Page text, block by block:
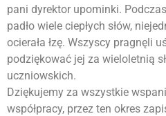
pani dyrektor upominki.
padło wiele ciepłych słów,
ocierała łzę. Wszyscy pragnęli
podziękować jej za wieloletnią
uczniowskich.
Dziękujemy za wszystkie
współpracy, przez ten okres